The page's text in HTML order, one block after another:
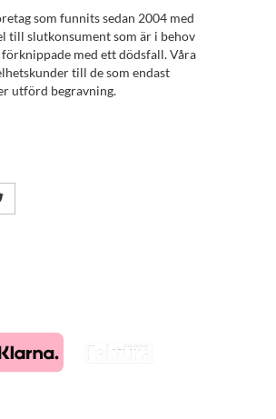
som funnits sedan 2004 med
till slutkonsument som är i behov
med ett dödsfall. Våra
till de som endast
utförd begravning.